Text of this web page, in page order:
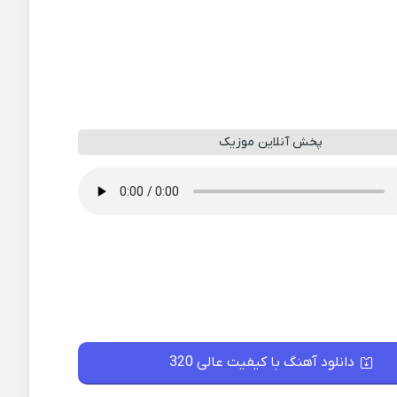
پخش آنلاین موزیک
دانلود آهنگ با کیفیت عالی 320